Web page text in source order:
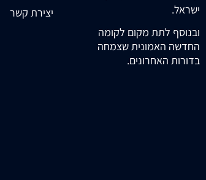
ישראל.
ובנוסף לתת מקום לקומה
החדשה האמונית שצמחה
בדורות האחרונים.
יצירת קשר